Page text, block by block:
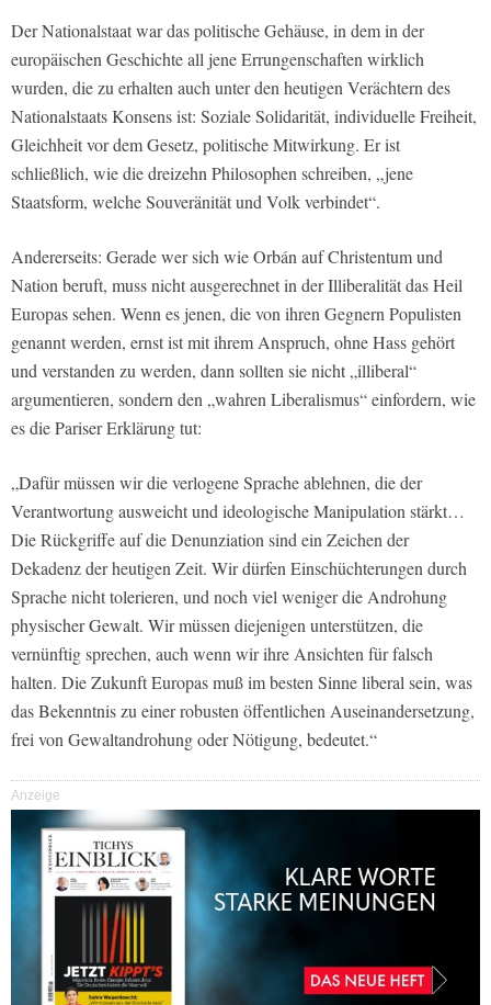
Der Nationalstaat war das politische Gehäuse, in dem in der
europäischen Geschichte all jene Errungenschaften wirklich
wurden, die zu erhalten auch unter den heutigen Verächtern des
Nationalstaats Konsens ist: Soziale Solidarität, individuelle Freiheit,
Gleichheit vor dem Gesetz, politische Mitwirkung. Er ist
schließlich, wie die dreizehn Philosophen schreiben, „jene
Staatsform, welche Souveränität und Volk verbindet“.
Andererseits: Gerade wer sich wie Orbán auf Christentum und
Nation beruft, muss nicht ausgerechnet in der Illiberalität das Heil
Europas sehen. Wenn es jenen, die von ihren Gegnern Populisten
genannt werden, ernst ist mit ihrem Anspruch, ohne Hass gehört
und verstanden zu werden, dann sollten sie nicht „illiberal“
argumentieren, sondern den „wahren Liberalismus“ einfordern, wie
es die Pariser Erklärung tut:
„Dafür müssen wir die verlogene Sprache ablehnen, die der
Verantwortung ausweicht und ideologische Manipulation stärkt…
Die Rückgriffe auf die Denunziation sind ein Zeichen der
Dekadenz der heutigen Zeit. Wir dürfen Einschüchterungen durch
Sprache nicht tolerieren, und noch viel weniger die Androhung
physischer Gewalt. Wir müssen diejenigen unterstützen, die
vernünftig sprechen, auch wenn wir ihre Ansichten für falsch
halten. Die Zukunft Europas muß im besten Sinne liberal sein, was
das Bekenntnis zu einer robusten öffentlichen Auseinandersetzung,
frei von Gewaltandrohung oder Nötigung, bedeutet.“
Anzeige